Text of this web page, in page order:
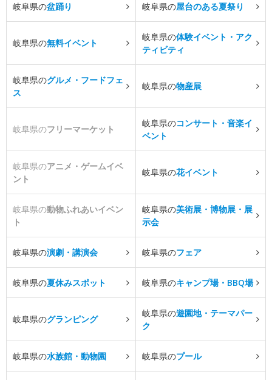
岐阜県の盆踊り 岐阜県の屋台のある夏祭り
岐阜県の無料イベント
岐阜県の体験イベント・アク
ティビティ
岐阜県のグルメ・フードフェ
ス
岐阜県の物産展
岐阜県のフリーマーケット
岐阜県のコンサート・音楽イ
ベント
岐阜県のアニメ・ゲームイベ
ント
岐阜県の花イベント
岐阜県の動物ふれあいイベン
ト
岐阜県の美術展・博物展・展
示会
岐阜県の演劇・講演会 岐阜県のフェア
岐阜県の夏休みスポット 岐阜県のキャンプ場・BBQ場
岐阜県のグランピング
岐阜県の遊園地・テーマパー
ク
岐阜県の水族館・動物園 岐阜県のプール